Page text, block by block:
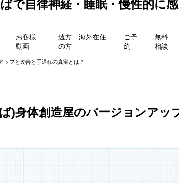
で自律神経・睡眠・慢性的に
お客様
動画
遠方・海外在住
の方
ご予
約
無料
相談
ップと改善と手遅れの真実とは？
)身体創造屋のバージョンアッ